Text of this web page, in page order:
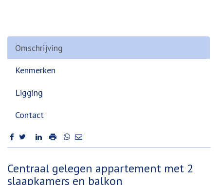
Omschrijving
Kenmerken
Ligging
Contact
Omschrijving
Centraal gelegen appartement met 2
slaapkamers en balkon